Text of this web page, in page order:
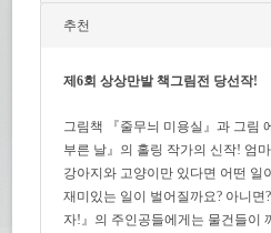
추천
제6회 상상만발 책그림전 당선작!
그림책 『줄무늬 미용실』과 그림
부른 날』의 홀링 작가의 신작! 엄
강아지와 고양이만 있다면 어떤 일
재미있는 일이 벌어질까요? 아니면
자!』의 주인공들에게는 물건들이